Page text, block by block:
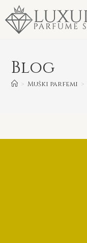
Blog
> Muški parfemi >